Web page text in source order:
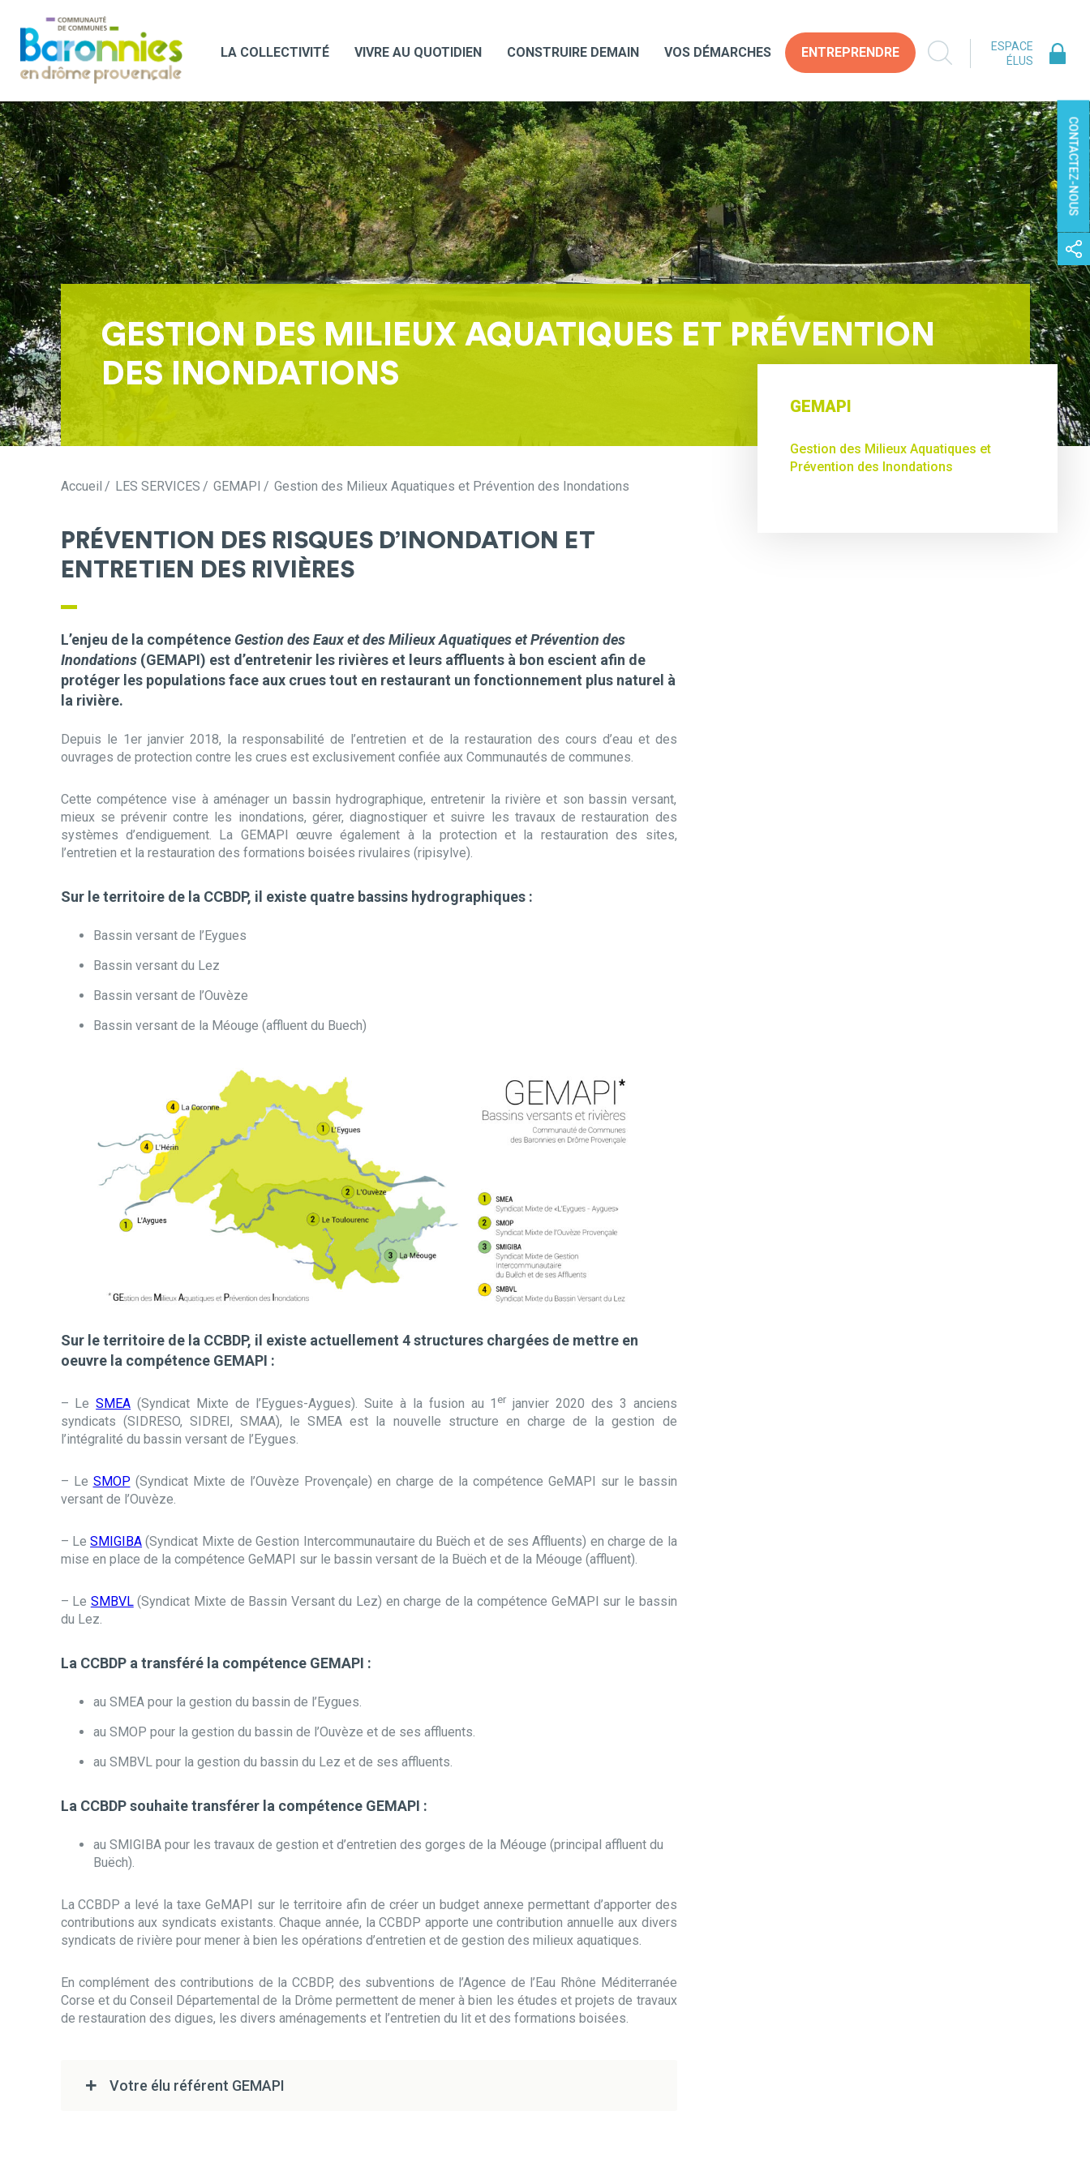
LA COLLECTIVITÉ VIVRE AU QUOTIDIEN CONSTRUIRE DEMAIN VOS DÉMARCHES ENTREPRENDRE
ESPACE
ÉLUS
CONTACTEZ-NOUS
GESTION DES MILIEUX AQUATIQUES ET PRÉVENTION
DES INONDATIONS
Accueil LES SERVICES GEMAPI Gestion des Milieux Aquatiques et Prévention des Inondations
GEMAPI
Gestion des Milieux Aquatiques et
Prévention des Inondations
PRÉVENTION DES RISQUES D’INONDATION ET
ENTRETIEN DES RIVIÈRES
L’enjeu de la compétence Gestion des Eaux et des Milieux Aquatiques et Prévention des
Inondations(GEMAPI) est d’entretenir les rivières et leurs affluents à bon escient afin de
protéger les populations face aux crues tout en restaurant un fonctionnement plus naturel à
la rivière.
Depuis le 1er janvier 2018, la responsabilité de l’entretien et de la restauration des cours d’eau et des
ouvrages de protection contre les crues est exclusivement confiée aux Communautés de communes.
Cette compétence vise à aménager un bassin hydrographique, entretenir la rivière et son bassin versant,
mieux se prévenir contre les inondations, gérer, diagnostiquer et suivre les travaux de restauration des
systèmes d’endiguement. La GEMAPI œuvre également à la protection et la restauration des sites,
l’entretien et la restauration des formations boisées rivulaires (ripisylve).
Sur le territoire de la CCBDP, il existe quatre bassins hydrographiques :
Bassin versant de l’Eygues
Bassin versant du Lez
Bassin versant de l’Ouvèze
Bassin versant de la Méouge (affluent du Buech)
Sur le territoire de la CCBDP, il existe actuellement 4 structures chargées de mettre en
oeuvre la compétence GEMAPI :
– LeSMEA (Syndicat Mixte de l’Eygues-Aygues). Suite à la fusion au 1 er janvier 2020 des 3 anciens
syndicats (SIDRESO, SIDREI, SMAA), le SMEA est la nouvelle structure en charge de la gestion de
l’intégralité du bassin versant de l’Eygues.
– Le SMOP (Syndicat Mixte de l’Ouvèze Provençale) en charge de la compétence GeMAPI sur le bassin
versant de l’Ouvèze.
– LeSMIGIBA (Syndicat Mixte de Gestion Intercommunautaire du Buëch et de ses Affluents) en charge de la
mise en place de la compétence GeMAPI sur le bassin versant de la Buëch et de la Méouge (affluent).
– Le SMBVL(Syndicat Mixte de Bassin Versant du Lez) en charge de la compétence GeMAPI sur le bassin
du Lez.
La CCBDP a transféré la compétence GEMAPI :
au SMEA pour la gestion du bassin de l’Eygues.
au SMOP pour la gestion du bassin de l’Ouvèze et de ses affluents.
au SMBVL pour la gestion du bassin du Lez et de ses affluents.
La CCBDP souhaite transférer la compétence GEMAPI :
au SMIGIBA pour les travaux de gestion et d’entretien des gorges de la Méouge (principal affluent du
Buëch).
La CCBDP a levé la taxe GeMAPI sur le territoire afin de créer un budget annexe permettant d’apporter des
contributions aux syndicats existants. Chaque année, la CCBDP apporte une contribution annuelle aux divers
syndicats de rivière pour mener à bien les opérations d’entretien et de gestion des milieux aquatiques.
En complément des contributions de la CCBDP, des subventions de l’Agence de l’Eau Rhône Méditerranée
Corse et du Conseil Départemental de la Drôme permettent de mener à bien les études et projets de travaux
de restauration des digues, les divers aménagements et l’entretien du lit et des formations boisées.
Votre élu référent GEMAPI